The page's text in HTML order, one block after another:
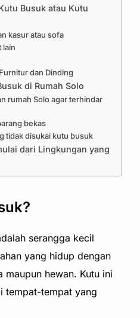
Busuk atau Kutu
kasur atau sofa
lain
dan Dinding
di Rumah Solo
rumah Solo agar terhindar
bekas
tidak disukai kutu busuk
dari Lingkungan yang
serangga kecil
yang hidup dengan
maupun hewan. Kutu ini
tempat-tempat yang